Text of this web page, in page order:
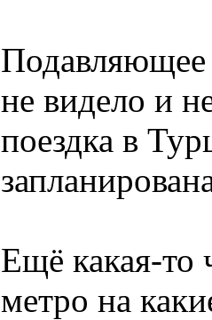
Подавляющее
не видело и
поездка в
Ещё какая-то
метро на